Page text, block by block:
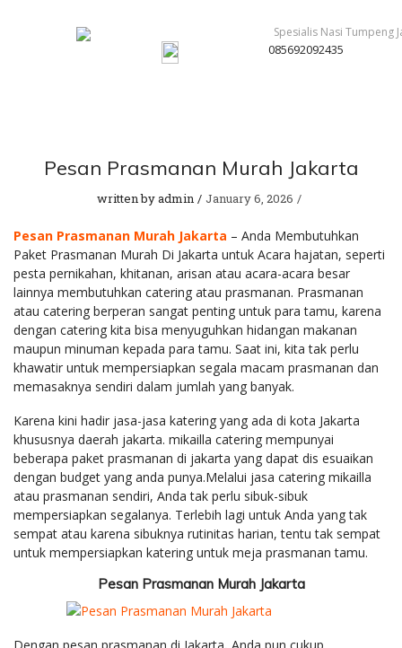
085692092435
Pesan Prasmanan Murah Jakarta
written byadmin January 6, 2026
Pesan Prasmanan Murah Jakarta – Anda Membutuhkan
Paket Prasmanan Murah Di Jakarta untuk Acara hajatan, seperti
pesta pernikahan, khitanan, arisan atau acara-acara besar
lainnya membutuhkan catering atau prasmanan. Prasmanan
atau catering berperan sangat penting untuk para tamu, karena
dengan catering kita bisa menyuguhkan hidangan makanan
maupun minuman kepada para tamu. Saat ini, kita tak perlu
khawatir untuk mempersiapkan segala macam prasmanan dan
memasaknya sendiri dalam jumlah yang banyak.
Karena kini hadir jasa-jasa katering yang ada di kota Jakarta
khususnya daerah jakarta. mikailla catering mempunyai
beberapa paket prasmanan di jakarta yang dapat dis esuaikan
dengan budget yang anda punya.Melalui jasa catering mikailla
atau prasmanan sendiri, Anda tak perlu sibuk-sibuk
mempersiapkan segalanya. Terlebih lagi untuk Anda yang tak
sempat atau karena sibuknya rutinitas harian, tentu tak sempat
untuk mempersiapkan katering untuk meja prasmanan tamu.
Pesan Prasmanan Murah Jakarta
Dengan pesan prasmanan di Jakarta, Anda pun cukup